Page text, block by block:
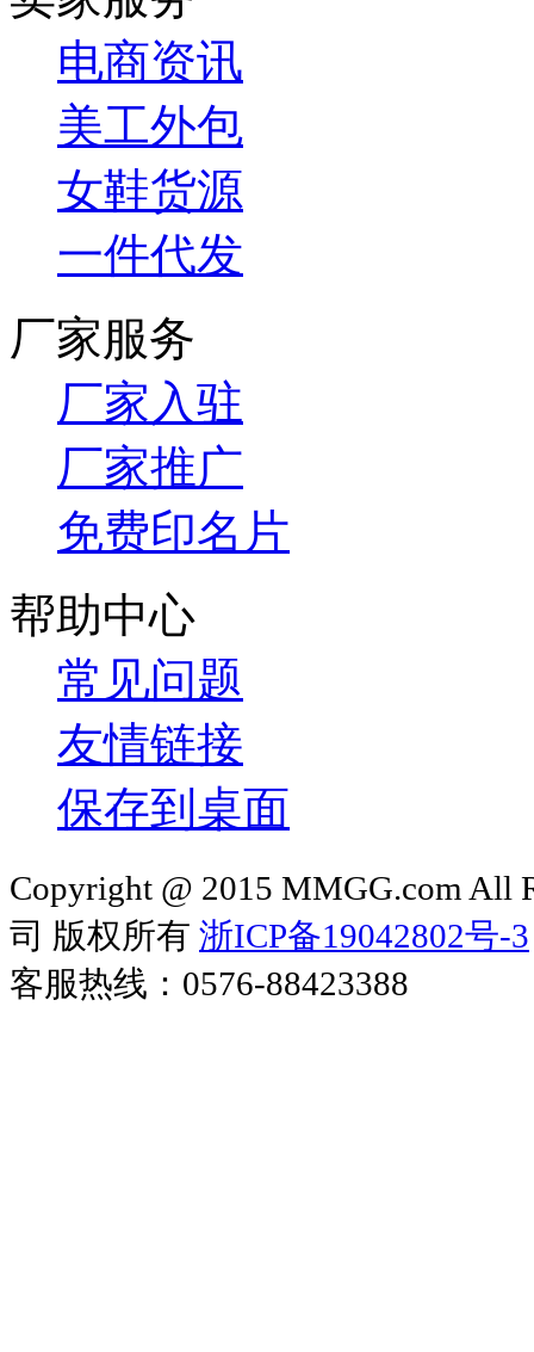
电商资讯
美工外包
女鞋货源
一件代发
厂家服务
厂家入驻
厂家推广
免费印名片
帮助中心
常见问题
友情链接
保存到桌面
Copyright @ 2015 MMGG.com All
司 版权所有 浙ICP备19042802号-3
客服热线：0576-88423388